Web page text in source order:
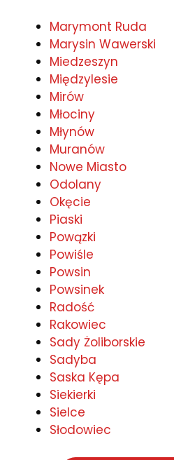
Marymont Ruda
Marysin Wawerski
Miedzeszyn
Międzylesie
Mirów
Młociny
Młynów
Muranów
Nowe Miasto
Odolany
Okęcie
Piaski
Powązki
Powiśle
Powsin
Powsinek
Radość
Rakowiec
Sady Żoliborskie
Sadyba
Saska Kępa
Siekierki
Sielce
Słodowiec